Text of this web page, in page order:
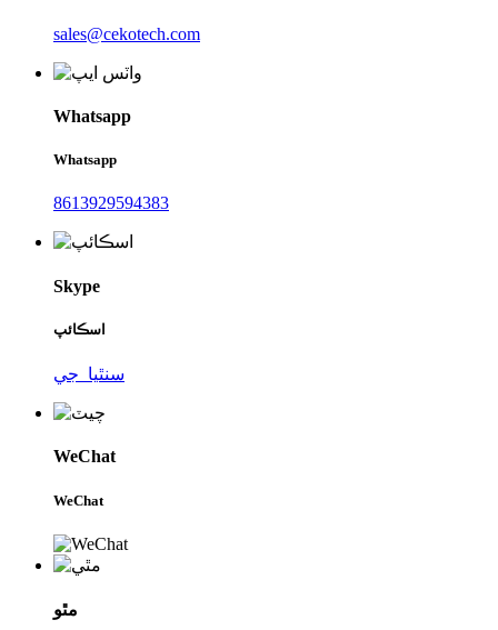
sales@cekotech.com
Whatsapp
Whatsapp
8613929594383
Skype
اسڪائپ
سنٿيا_جي
WeChat
WeChat
مٿو